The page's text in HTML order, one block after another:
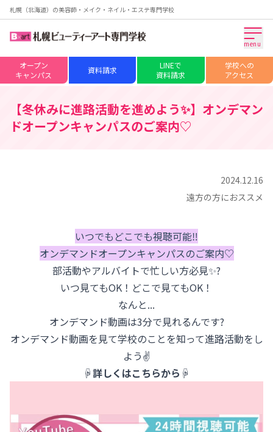
札幌（北海道）の美容師・メイク・ネイル・エステ専門学校
menu
オープン
キャンパス
資料請求
LINEで
資料請求
学校への
アクセス
【冬休みに進路活動を進めよう✨】オンデマン
ドオープンキャンパスのご案内♡
2024.12.16
遠方の方におススメ
いつでもどこでも視聴可能‼
オンデマンドオープンキャンパスのご案内♡
部活動やアルバイトで忙しい方必見✨?
いつ見てもOK！どこで見てもOK！
なんと...
オンデマンド動画は3分で見れるんです?
オンデマンド動画を見て学校のことを知って進路活動をし
よう✌
☟詳しくはこちらから☟